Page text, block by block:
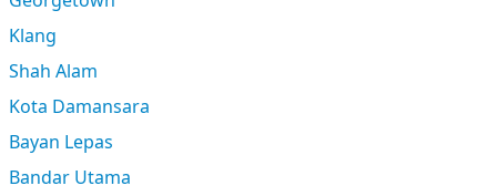
Klang
Shah Alam
Kota Damansara
Bayan Lepas
Bandar Utama